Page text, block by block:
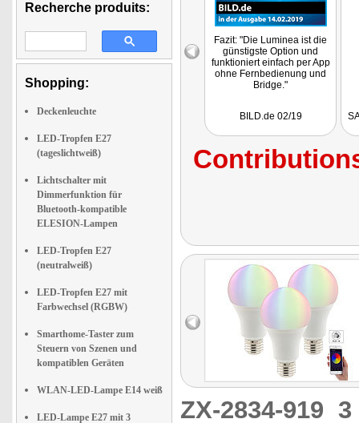
Recherche produits:
Shopping:
Deckenleuchte
LED-Tropfen E27
(tageslichtweiß)
Lichtschalter mit
Dimmerfunktion für
Bluetooth-kompatible
ELESION-Lampen
LED-Tropfen E27
(neutralweiß)
LED-Tropfen E27 mit
Farbwechsel (RGBW)
Smarthome-Taster zum
Steuern von Szenen und
kompatiblen Geräten
WLAN-LED-Lampe E14 weiß
LED-Lampe E27 mit 3
Fazit: "Die Luminea ist die
günstigste Option und
funktioniert einfach per App
ohne Fernbedienung und
Bridge."
BILD.de 02/19
ZX-2834-919 3